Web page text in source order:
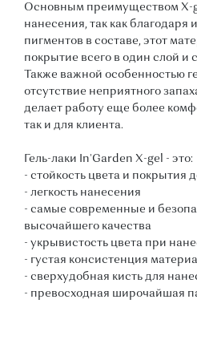
Основным преимуществом X-
нанесения, так как
пигментов в составе, этот
покрытие всего в один слой и
Также важной особенностью
отсутствие неприятного
делает работу еще более
так и для клиента.
Гель-лаки In'Garden X-gel - это:
- стойкость цвета и покрытия
- легкость нанесения
- самые современные и
высочайшего качества
- укрывистость цвета при
- густая консистенция
- сверхудобная кисть для
- превосходная широчайшая